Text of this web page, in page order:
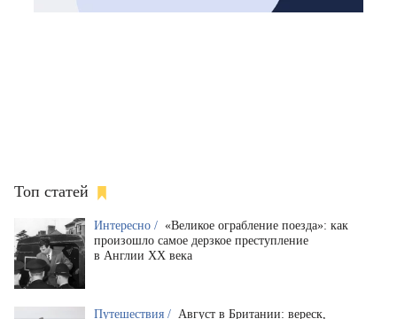
Топ статей
Интересно / «Великое ограбление поезда»: как
произошло самое дерзкое преступление
в Англии XX века
Путешествия / Август в Британии: вереск,